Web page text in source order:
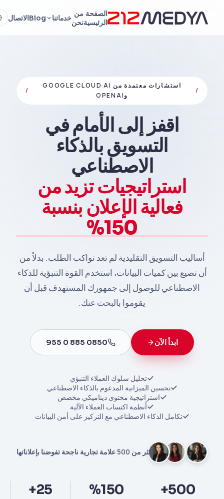
الصفحة
الرئيسية
من
نحنخدماتنا Blogالاتصال
/
استشارات معتمدة من GOOGLE CLOUD AI
وOPENAI
/
اقفز إلى الأمام في
التسويق بالذكاء
الاصطناعي
استراتيجيات تزيد من
فعالية الإعلان بنسبة
150%
أساليب التسويق التقليدية لم تعد تواكب الطلب. بدلاً من
أن تضيع بين كميات البيانات، استخدم القوة التنبؤية للذكاء
الاصطناعي للوصول إلى جمهورك المستهدف قبل أن
يقوموا بالبحث عنك.
ابدأ الآن 0850 885 0 955
تحليل سلوك العملاء التنبؤي
تحسين الميزانية المدعوم بالذكاء الاصطناعي
استراتيجية محتوى ديناميكي مخصص
أنظمة اكتساب العملاء الآلية
تكامل الذكاء الاصطناعي مع التركيز على أمن البيانات
أكثر من 500 علامة تجارية ناجحة تفوضنا بإعلاناتها
500+
%150
25+